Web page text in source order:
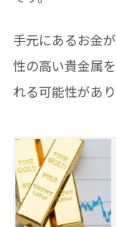
手元にあるお金
性の高い貴金属
れる可能性があり